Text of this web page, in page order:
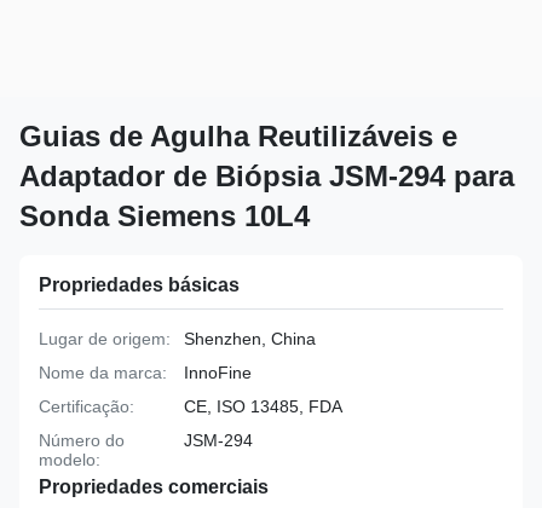
Guias de Agulha Reutilizáveis e
Adaptador de Biópsia JSM-294 para
Sonda Siemens 10L4
Propriedades básicas
Lugar de origem:
Shenzhen, China
Nome da marca:
InnoFine
Certificação:
CE, ISO 13485, FDA
Número do
modelo:
JSM-294
Propriedades comerciais